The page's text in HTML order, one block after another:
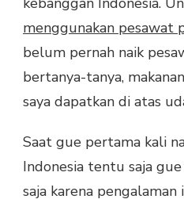
menggunakan pesawat
belum pernah naik
bertanya-tanya,
saya dapatkan di atas
Saat gue pertama kali
Indonesia tentu saja
saja karena